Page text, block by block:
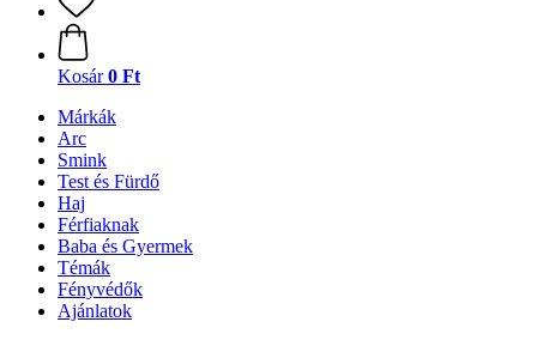
Kosár 0 Ft
Márkák
Arc
Smink
Test és Fürdő
Haj
Férfiaknak
Baba és Gyermek
Témák
Fényvédők
Ajánlatok